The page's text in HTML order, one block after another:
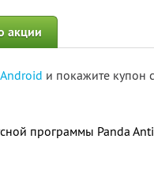
акции
Android и покажите купон
программы Panda